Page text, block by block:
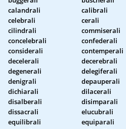
calandrali
calibrali
celebrali
cerali
cilindrali
commiserali
concelebrali
confederali
considerali
contemperali
decelerali
decerebrali
degenerali
delegiferali
denigrali
depauperali
dichiarali
dilacerali
disalberali
disimparali
dissacrali
elucubrali
equilibrali
equiparali